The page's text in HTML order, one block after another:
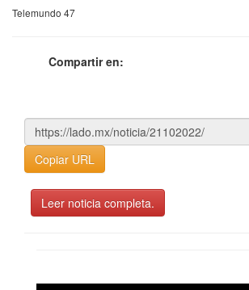
Telemundo 47
Compartir en:
Copiar URL
Leer noticia completa.